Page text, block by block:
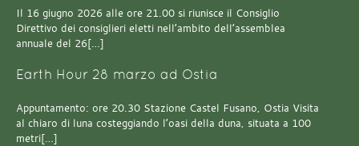
Il 16 giugno 2026 alle ore 21.00 si riunisce il Consiglio
Direttivo dei consiglieri eletti nell’ambito dell’assemblea
annuale del 26[…]
Earth Hour 28 marzo ad Ostia
Appuntamento: ore 20.30 Stazione Castel Fusano, Ostia Visita
al chiaro di luna costeggiando l’oasi della duna, situata a 100
metri[…]